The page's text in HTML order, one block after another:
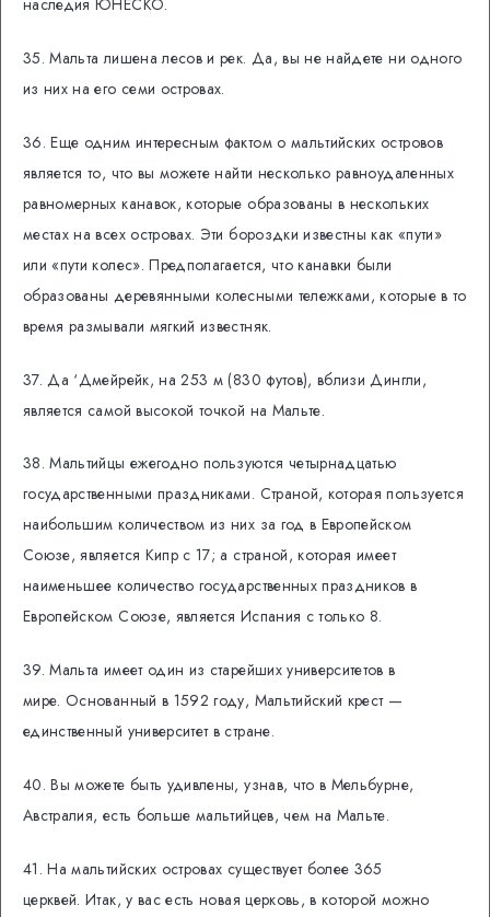
наследия ЮНЕСКО.
35. Мальта лишена лесов и рек. Да, вы не найдете ни одного
из них на его семи островах.
36. Еще одним интересным фактом о мальтийских островов
является то, что вы можете найти несколько равноудаленных
равномерных канавок, которые образованы в нескольких
местах на всех островах. Эти бороздки известны как «пути»
или «пути колес». Предполагается, что канавки были
образованы деревянными колесными тележками, которые в то
время размывали мягкий известняк.
37. Да ‘Дмейрейк, на 253 м (830 футов), вблизи Дингли,
является самой высокой точкой на Мальте.
38. Мальтийцы ежегодно пользуются четырнадцатью
государственными праздниками. Страной, которая пользуется
наибольшим количеством из них за год в Европейском
Союзе, является Кипр с 17; а страной, которая имеет
наименьшее количество государственных праздников в
Европейском Союзе, является Испания с только 8.
39. Мальта имеет один из старейших университетов в
мире. Основанный в 1592 году, Мальтийский крест —
единственный университет в стране.
40. Вы можете быть удивлены, узнав, что в Мельбурне,
Австралия, есть больше мальтийцев, чем на Мальте.
41. На мальтийских островах существует более 365
церквей. Итак, у вас есть новая церковь, в которой можно